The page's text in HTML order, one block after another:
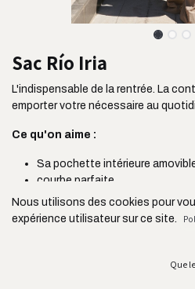
Sac Río Iria
L'indispensable de la rentrée. La
emporter votre nécessaire au
Ce qu'on aime :
Sa pochette intérieure
courbe parfaite
Sa taille idéale pour emporter
pouces)
Sa doublure noire en coton
Nous utilisons des cookies pour
expérience utilisateur sur ce site.
Que